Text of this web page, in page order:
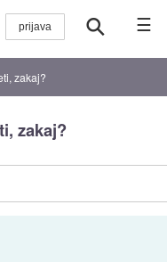
☰
zakaj?
zakaj?